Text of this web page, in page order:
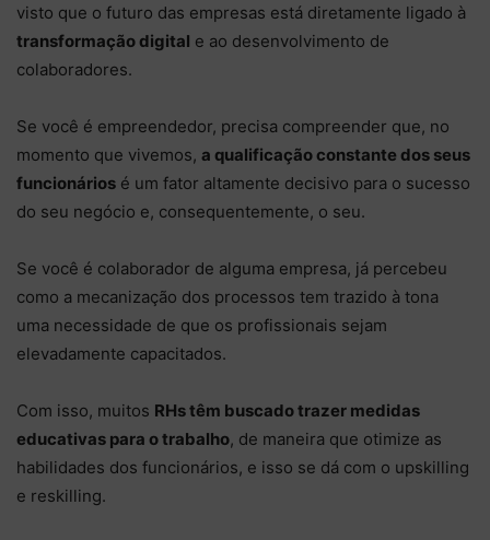
visto que o futuro das empresas está diretamente ligado à
transformação digital e ao desenvolvimento de
colaboradores.
Se você é empreendedor, precisa compreender que, no
momento que vivemos, a qualificação constante dos seus
funcionários é um fator altamente decisivo para o sucesso
do seu negócio e, consequentemente, o seu.
Se você é colaborador de alguma empresa, já percebeu
como a mecanização dos processos tem trazido à tona
uma necessidade de que os profissionais sejam
elevadamente capacitados.
Com isso, muitos RHs têm buscado trazer medidas
educativas para o trabalho, de maneira que otimize as
habilidades dos funcionários, e isso se dá com o upskilling
e reskilling.